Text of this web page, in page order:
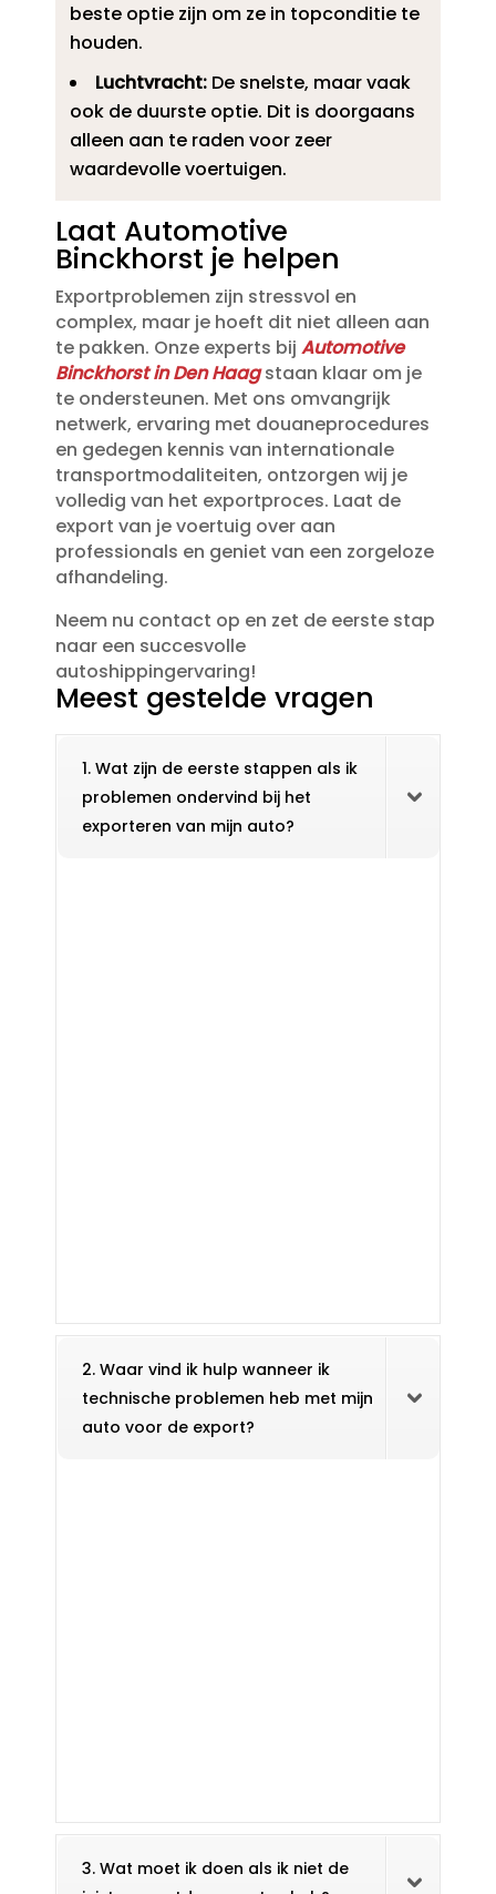
beste optie zijn om ze in topconditie te
houden.​
Luchtvracht:De snelste, maar vaak
ook de duurste optie.​ Dit is doorgaans
alleen aan te raden voor zeer
waardevolle voertuigen.​
Laat Automotive
Binckhorst je helpen
Exportproblemen zijn stressvol en
complex, maar je hoeft dit niet alleen aan
te pakken.​ Onze experts bij Automotive
Binckhorst in Den Haagstaan klaar om je
te ondersteunen.​ Met ons omvangrijk
netwerk, ervaring met douaneprocedures
en gedegen kennis van internationale
transportmodaliteiten, ontzorgen wij je
volledig van het exportproces.​ Laat de
export van je voertuig over aan
professionals en geniet van een zorgeloze
afhandeling.​
Neem nu contact op en zet de eerste stap
naar een succesvolle
autoshippingervaring!
Meest gestelde vragen
1. Wat zijn de eerste stappen als ik
problemen ondervind bij het
exporteren van mijn auto?
2. Waar vind ik hulp wanneer ik
technische problemen heb met mijn
auto voor de export?
3. Wat moet ik doen als ik niet de